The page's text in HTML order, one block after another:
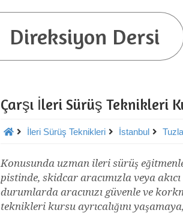
Direksiyon Dersi
Çarşı İleri Sürüş Teknikleri
İleri Sürüş Teknikleri İstanbul Tuzla
Konusunda uzman ileri sürüş
pistinde, skidcar aracımızla veya
durumlarda aracınızı güvenle ve
teknikleri kursu ayrıcalığını